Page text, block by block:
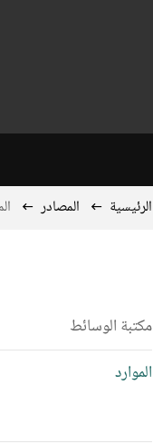
الرئيسية المصادر
مكتبة الوسائط
الموارد